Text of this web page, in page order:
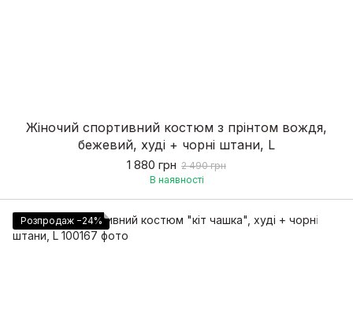
Жіночий спортивний костюм з прінтом вождя,
бежевий, худі + чорні штани, L
1 880 грн 2 490 грн
В наявності
Розпродаж −24%